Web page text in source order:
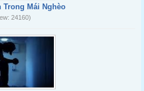
Trong Mái Nghèo
24160)